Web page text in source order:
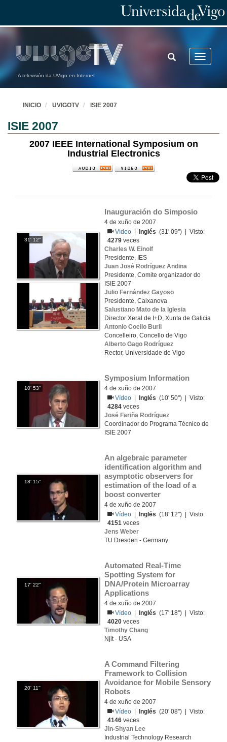
A televisión da UVigo en Internet
Toggle
TOGGLE
SEARCH
INICIO UVIGOTV ISIE 2007
ISIE 2007
2007 IEEE International Symposium on
Industrial Electronics
31' 12''
Inauguración do Simposio
4 de xuño de 2007
Vídeo
Inglés (31' 09'') | Visto:
4279 veces
Charles W. Einolf
Presidente, IES
Juan José Rodríguez Andina
Presidente, Comite organizador do
ISIE 2007
Julio Fernández Gayoso
Presidente, Caixanova
Salustiano Mato de la Iglesia
Director Xeral de I+D, Xunta de Galicia
Antonio Coello Buril
Concelleiro, Concello de Vigo
Alberto Gago Rodríguez
Rector, Universidade de Vigo
10' 53''
Symposium Information
4 de xuño de 2007
Vídeo
Inglés (10' 50'') | Visto:
4284 veces
José Fariña Rodríguez
Coordinador do Programa Técnico de
ISIE 2007
18' 15''
An algebraic parameter
identification algorithm and
asymptotic observers for
estimation of the load of a
boost converter
4 de xuño de 2007
Vídeo
Inglés (18' 12'') | Visto:
4151 veces
Jens Weber
TU Dresden - Germany
17' 22''
Automated Real-Time
Spotting System for
DNA/Protein Microarray
Applications
4 de xuño de 2007
Vídeo
Inglés (17' 18'') | Visto:
4020 veces
Timothy Chang
Njit - USA
20' 11''
A Command Filtering
Framework to Collision
Avoidance for Mobile Sensory
Robots
4 de xuño de 2007
Vídeo
Inglés (20' 08'') | Visto:
4146 veces
Jin-Shyan Lee
Industrial Technology Research